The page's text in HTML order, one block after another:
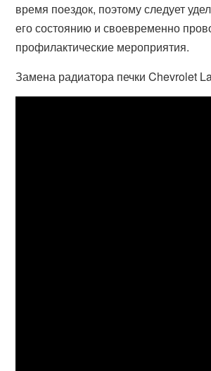
время поездок, поэтому следует
его состоянию и своевременно
профилактические мероприятия.
Замена радиатора печки Chevrolet